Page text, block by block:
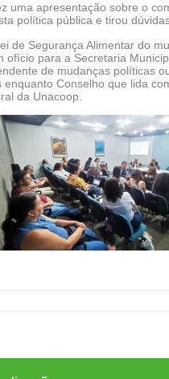
uma apresentação sobre o
política pública e tirou
de Segurança Alimentar do
ofício para a Secretaria
de mudanças políticas
Conselho que lida
da Unacoop.